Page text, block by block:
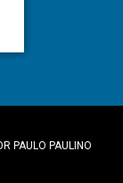
PAULO PAULINO